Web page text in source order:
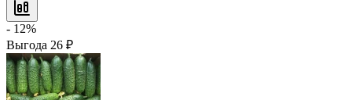
- 12%
Выгода 26 ₽